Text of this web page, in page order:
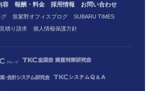
容 報酬・料金 採用情報 お問い合わせ
グ 筑紫野オフィスブログ
SUBARU TIMES
積り請求
個人情報保護方針